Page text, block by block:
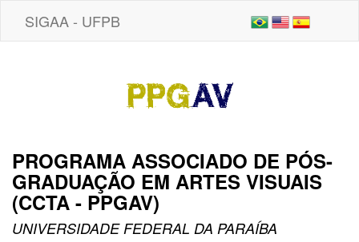
SIGAA - UFPB
PROGRAMA ASSOCIADO DE PÓS-
GRADUAÇÃO EM ARTES VISUAIS
(CCTA - PPGAV)
UNIVERSIDADE FEDERAL DA PARAÍBA